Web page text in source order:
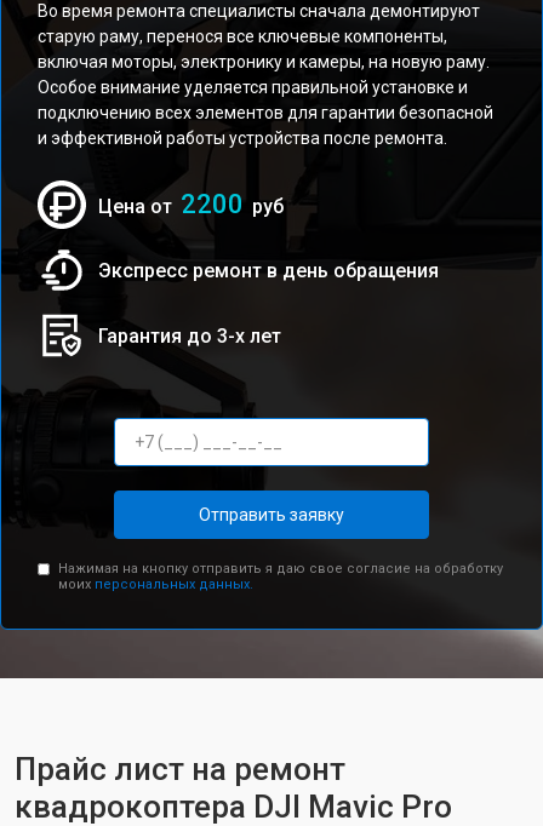
Во время ремонта специалисты сначала демонтируют
старую раму, перенося все ключевые компоненты,
включая моторы, электронику и камеры, на новую раму.
Особое внимание уделяется правильной установке и
подключению всех элементов для гарантии безопасной
и эффективной работы устройства после ремонта.
Цена от 2200 руб
Экспресс ремонт в день обращения
Гарантия до 3-х лет
Отправить заявку
Нажимая на кнопку отправить я даю свое согласие на обработку
моих персональных данных.
Прайс лист на ремонт
квадрокоптера DJI Mavic Pro